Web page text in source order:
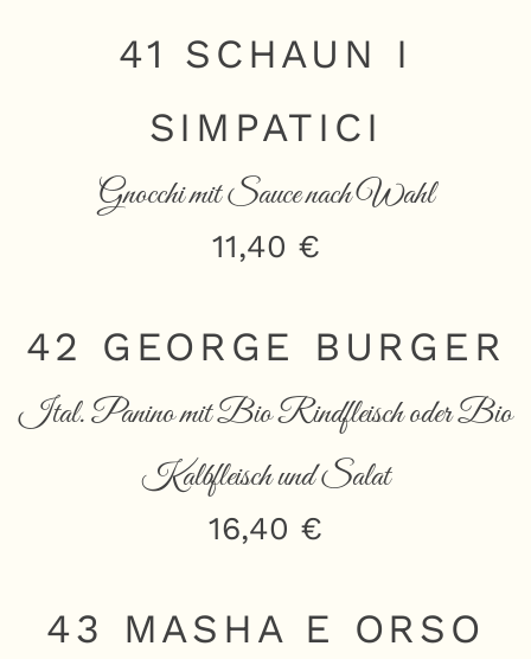
41 SCHAUN I
SIMPATICI
Gnocchi mit Sauce nach Wahl
11,40 €
42 GEORGE BURGER
Ital. Panino mit Bio Rindfleisch oder Bio
Kalbfleisch und Salat
16,40 €
43 MASHA E ORSO